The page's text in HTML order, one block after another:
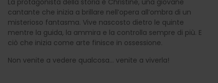
cantante che inizia a brillare nell’opera all’ombra di un
misterioso fantasma. Vive nascosto dietro le quinte
mentre la guida, la ammira e la controlla sempre di più. E
ciò che inizia come arte finisce in ossessione.
Non venite a vedere qualcosa... venite a viverla!